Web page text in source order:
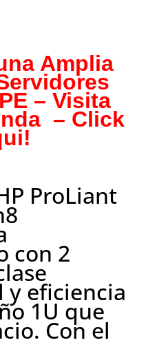
Amplia
– Visita
– Click
ProLiant
con 2
y eficiencia
1U que
Con el